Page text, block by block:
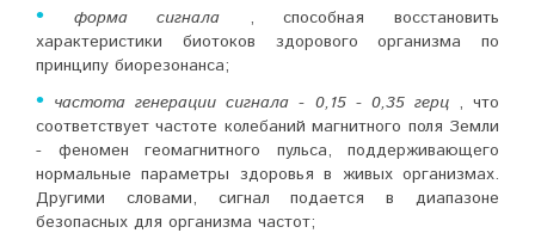
• форма сигнала , способная восстановить
характеристики биотоков здорового организма по
принципу биорезонанса;
• частота генерации сигнала - 0,15 - 0,35 герц , что
соответствует частоте колебаний магнитного поля Земли
- феномен геомагнитного пульса, поддерживающего
нормальные параметры здоровья в живых организмах.
Другими словами, сигнал подается в диапазоне
безопасных для организма частот;